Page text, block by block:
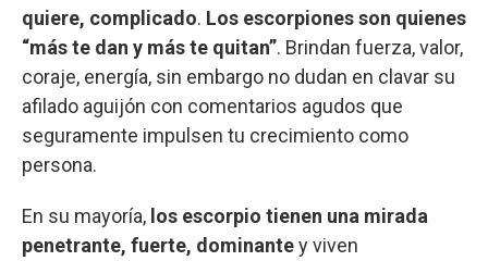
quiere, complicado. Los escorpiones son quienes
“más te dan y más te quitan”. Brindan fuerza, valor,
coraje, energía, sin embargo no dudan en clavar su
afilado aguijón con comentarios agudos que
seguramente impulsen tu crecimiento como
persona.
En su mayoría, los escorpio tienen una mirada
penetrante, fuerte, dominantey viven